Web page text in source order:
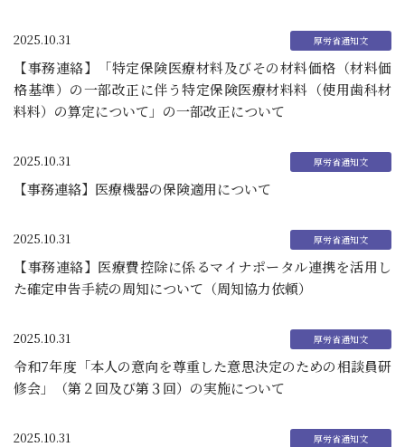
2025.10.31
【事務連絡】「特定保険医療材料及びその材料価格（材料価
格基準）の一部改正に伴う特定保険医療材料料（使用歯科材
料料）の算定について」の一部改正について
2025.10.31
【事務連絡】医療機器の保険適用について
2025.10.31
【事務連絡】医療費控除に係るマイナポータル連携を活用し
た確定申告手続の周知について（周知協力依頼）
2025.10.31
令和7年度「本人の意向を尊重した意思決定のための相談員研
修会」（第２回及び第３回）の実施について
2025.10.31